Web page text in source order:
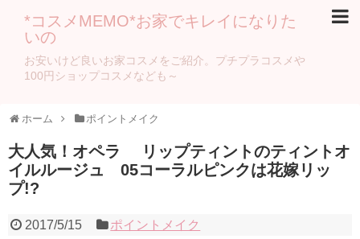
*コスメMEMO*お家でキレイになりた
いの
お安いけど良いお家コスメをご紹介。プチプラコスメや
100円ショップコスメなども～
ホーム ポイントメイク
大人気！オペラ リップティントのティントオ
イルルージュ 05コーラルピンクは花嫁リッ
プ!?
2017/5/15 ポイントメイク